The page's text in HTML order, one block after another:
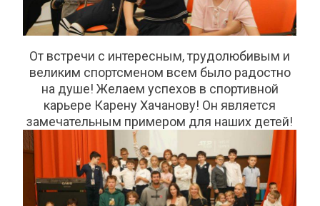
От встречи с интересным, трудолюбивым и
великим спортсменом всем было радостно
на душе! Желаем успехов в спортивной
карьере Карену Хачанову! Он является
замечательным примером для наших детей!